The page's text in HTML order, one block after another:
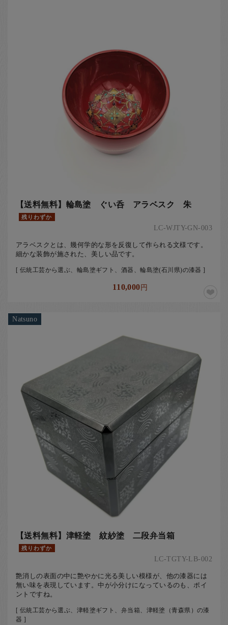
【送料無料】輪島塗 ぐい呑 アラベスク 朱
残りわずか
LC-WJTY-GN-003
アラベスクとは、幾何学的な形を反復して作られる文様です。
細かな装飾が施された、美しい品です。
[ 伝統工芸から選ぶ、輪島塗ギフト、酒器、輪島塗(石川県)の漆器 ]
110,000円
Natsuno
【送料無料】津軽塗 紋紗塗 二段弁当箱
残りわずか
LC-TGTY-LB-002
艶消しの表面の中に艶やかに光る美しい模様が、他の漆器には
無い味を表現しています。中が小分けになっているのも、ポイ
ントですね。
[ 伝統工芸から選ぶ、津軽塗ギフト、弁当箱、津軽塗（青森県）の漆
器 ]